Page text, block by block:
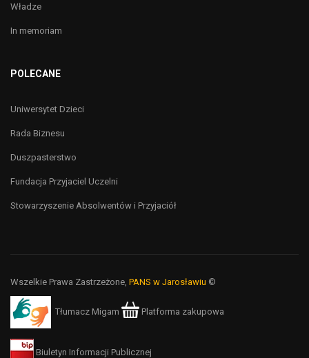
Władze
In memoriam
POLECANE
Uniwersytet Dzieci
Rada Biznesu
Duszpasterstwo
Fundacja Przyjaciel Uczelni
Stowarzyszenie Absolwentów i Przyjaciół
Wszelkie Prawa Zastrzeżone, PANS w Jarosławiu ©
Tłumacz Migam Platforma zakupowa
Biuletyn Informacji Publicznej